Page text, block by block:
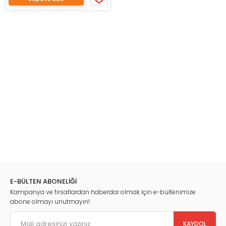
E-BÜLTEN ABONELİĞİ
Kampanya ve fırsatlardan haberdar olmak için e-bültenimize
abone olmayı unutmayın!
KAYDOL